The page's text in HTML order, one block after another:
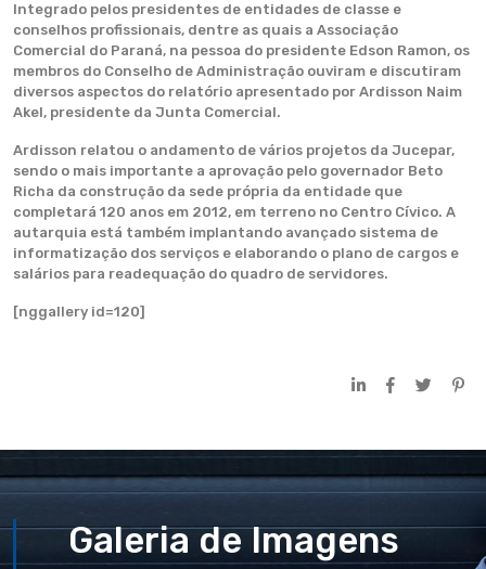
Integrado pelos presidentes de entidades de classe e
conselhos profissionais, dentre as quais a Associação
Comercial do Paraná, na pessoa do presidente Edson Ramon, os
membros do Conselho de Administração ouviram e discutiram
diversos aspectos do relatório apresentado por Ardisson Naim
Akel, presidente da Junta Comercial.
Ardisson relatou o andamento de vários projetos da Jucepar,
sendo o mais importante a aprovação pelo governador Beto
Richa da construção da sede própria da entidade que
completará 120 anos em 2012, em terreno no Centro Cívico. A
autarquia está também implantando avançado sistema de
informatização dos serviços e elaborando o plano de cargos e
salários para readequação do quadro de servidores.
[nggallery id=120]
Galeria de Imagens